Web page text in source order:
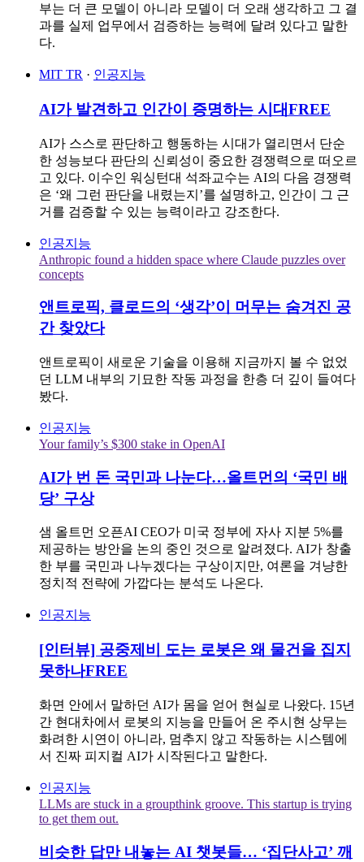
부는 더 큰 모델이 아니라 모델이 더 오래 생각하고 그 결
과를 실제 업무에서 검증하는 능력에 달려 있다고 말한
다.
MIT TR · 인공지능
AI가 발견하고 인간이 증명하는 시대FREE
AI가 스스로 판단하고 행동하는 시대가 열리면서 단순
한 성능보다 판단의 신뢰성이 중요한 경쟁력으로 떠오르
고 있다. 이수인 워싱턴대 석좌교수는 AI의 다음 경쟁력
은 ‘왜 그런 판단을 내렸는지’를 설명하고, 인간이 그 근
거를 검증할 수 있는 능력이라고 강조한다.
인공지능
Anthropic found a hidden space where Claude puzzles over
concepts
앤트로픽, 클로드의 ‘생각’이 머무는 숨겨진 공
간 찾았다
앤트로픽이 새로운 기술을 이용해 지금까지 볼 수 없었
던 LLM 내부의 기묘한 작동 과정을 한층 더 깊이 들여다
봤다.
인공지능
Your family’s $300 stake in OpenAI
AI가 번 돈 국민과 나눈다…올트먼의 ‘국민 배
당’ 구상
샘 올트먼 오픈AI CEO가 미국 정부에 자사 지분 5%를
제공하는 방안을 논의 중인 것으로 알려졌다. AI가 창출
한 부를 국민과 나누겠다는 구상이지만, 여론을 겨냥한
정치적 전략에 가깝다는 분석도 나온다.
인공지능
[인터뷰] 공중제비 도는 로봇은 왜 물건을 집지
못하나FREE
화면 안에서 말하던 AI가 몸을 얻어 현실로 나왔다. 15년
간 현대차에서 로봇의 지능을 만들어 온 주시현 상무는
화려한 시연이 아니라, 멈추지 않고 작동하는 시스템에
서 진짜 피지컬 AI가 시작된다고 말한다.
인공지능
LLMs are stuck in a groupthink groove. This startup is trying
to get them out.
비슷한 답만 내놓는 AI 챗봇들… ‘집단사고’ 깨